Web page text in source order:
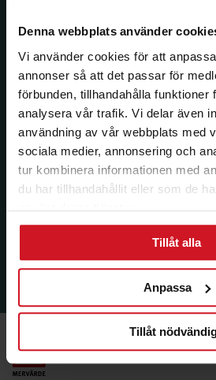
Denna webbplats använder
Vi använder cookies för att
annonser så att det passar för
förbunden, tillhandahålla funktioner
analysera vår trafik. Vi delar även
användning av vår webbplats med
sociala medier, annonsering och
tur kombinera informationen med
du har tillhandahållit eller som de
använt deras tjänster.
Tillåt alla
Anpassa
Tillåt